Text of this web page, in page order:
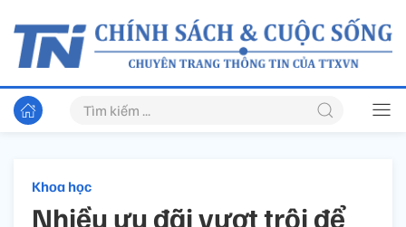
Khoa học
Nhiều ưu đãi vượt trội để